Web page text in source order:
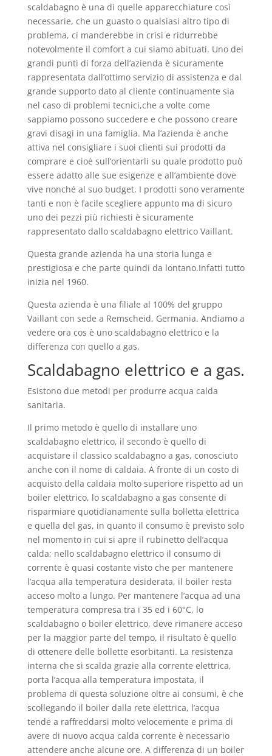
scaldabagno è una di quelle apparecchiature così
necessarie, che un guasto o qualsiasi altro tipo di
problema, ci manderebbe in crisi e ridurrebbe
notevolmente il comfort a cui siamo abituati. Uno dei
grandi punti di forza dell’azienda è sicuramente
rappresentata dall’ottimo servizio di assistenza e dal
grande supporto dato al cliente continuamente sia
nel caso di problemi tecnici,che a volte come
sappiamo possono succedere e che possono creare
gravi disagi in una famiglia. Ma l’azienda è anche
attiva nel consigliare i suoi clienti sui prodotti da
comprare e cioè sull’orientarli su quale prodotto può
essere adatto alle sue esigenze e all’ambiente dove
vive nonché al suo budget. I prodotti sono veramente
tanti e non è facile scegliere appunto ma di sicuro
uno dei pezzi più richiesti è sicuramente
rappresentato dallo scaldabagno elettrico Vaillant.
Questa grande azienda ha una storia lunga e
prestigiosa e che parte quindi da lontano.Infatti tutto
inizia nel 1960.
Questa azienda è una filiale al 100% del gruppo
Vaillant con sede a Remscheid, Germania. Andiamo a
vedere ora cos è uno scaldabagno elettrico e la
differenza con quello a gas.
Scaldabagno elettrico e a gas.
Esistono due metodi per produrre acqua calda
sanitaria.
Il primo metodo è quello di installare uno
scaldabagno elettrico, il secondo è quello di
acquistare il classico scaldabagno a gas, conosciuto
anche con il nome di caldaia. A fronte di un costo di
acquisto della caldaia molto superiore rispetto ad un
boiler elettrico, lo scaldabagno a gas consente di
risparmiare quotidianamente sulla bolletta elettrica
e quella del gas, in quanto il consumo è previsto solo
nel momento in cui si apre il rubinetto dell’acqua
calda; nello scaldabagno elettrico il consumo di
corrente è quasi costante visto che per mantenere
l’acqua alla temperatura desiderata, il boiler resta
acceso molto a lungo. Per mantenere l’acqua ad una
temperatura compresa tra i 35 ed i 60°C, lo
scaldabagno o boiler elettrico, deve rimanere acceso
per la maggior parte del tempo, il risultato è quello
di ottenere delle bollette esorbitanti. La resistenza
interna che si scalda grazie alla corrente elettrica,
porta l’acqua alla temperatura impostata, il
problema di questa soluzione oltre ai consumi, è che
scollegando il boiler dalla rete elettrica, l’acqua
tende a raffreddarsi molto velocemente e prima di
avere di nuovo acqua calda corrente è necessario
attendere anche alcune ore. A differenza di un boiler